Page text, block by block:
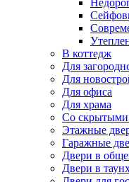
В коттедж
Для
Для
Для офиса
Для храма
Со скрытыми
Этажные
Гаражные
Двери в
Двери в